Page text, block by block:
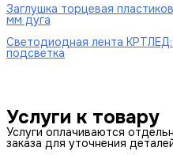
Заглушка торцевая
мм дуга
Светодиодная лента
подсветка
Услуги к товару
Услуги оплачиваются
заказа для уточнения